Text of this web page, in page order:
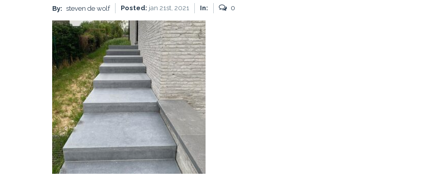
By: steven de wolf Posted: jan 21st, 2021 In: 0